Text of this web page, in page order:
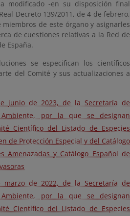
modificado -en su disposición final
Decreto 139/2011, de 4 de febrero,
de este órgano y asignarles
de cuestiones relativas a la Red de
España.
se especifican los científicos
del Comité y sus actualizaciones a
junio de 2023, de la Secretaría de
por la que se designan
Científico del Listado de Especies
de Protección Especial y del Catálogo
Amenazadas y Catálogo Español de
marzo de 2022, de la Secretaría de
por la que se designan
Científico del Listado de Especies